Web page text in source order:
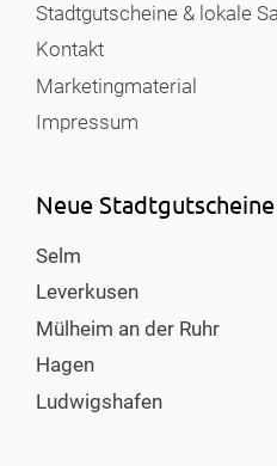
Stadtgutscheine & lokale
Kontakt
Marketingmaterial
Impressum
Neue Stadtgutscheine
Selm
Leverkusen
Mülheim an der Ruhr
Hagen
Ludwigshafen